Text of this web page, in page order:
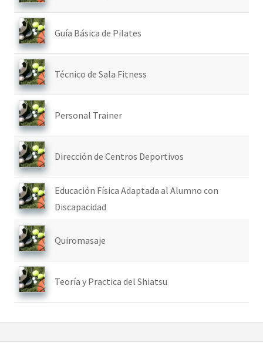
Guía Básica de Pilates
Técnico de Sala Fitness
Personal Trainer
Dirección de Centros Deportivos
Educación Física Adaptada al Alumno con
Discapacidad
Quiromasaje
Teoría y Practica del Shiatsu